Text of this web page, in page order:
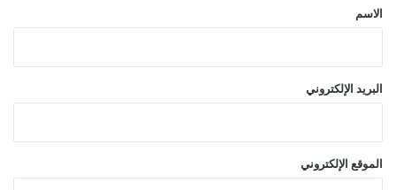
*الاسم
البريد الإلكتروني
الموقع الإلكتروني